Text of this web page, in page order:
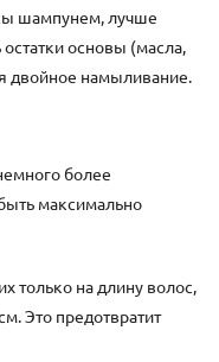
шампунем, лучше
основы (масла,
двойное намыливание.
более
максимально
только на длину волос,
Это предотвратит